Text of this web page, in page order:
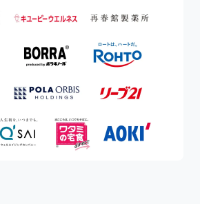
ーアル
用
事例
料
！Meta広告の基礎セミナー